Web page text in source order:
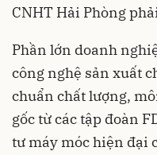
CNHT Hải Phòng
Phần lớn doanh
công nghệ sản xuất
chuẩn chất lượng,
gốc từ các tập đoàn
tư máy móc hiện đại